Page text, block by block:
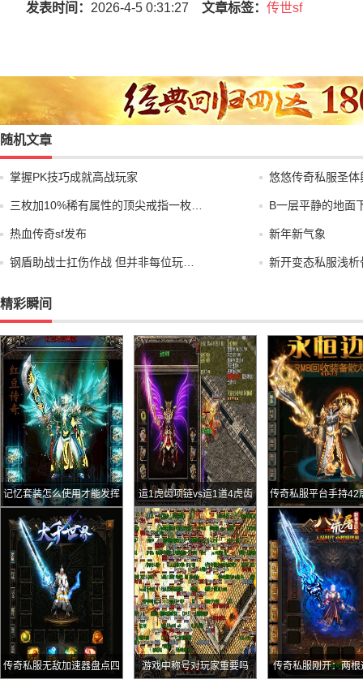
发表时间： 2026-4-5 0:31:27 文章标签： 传世sf
随机文章
掌握PK技巧成就高战玩家 悠悠传奇私服圣
三枚加10%稀有属性的顶尖戒指一枚… B一层平静的地面
热血传奇sf发布 新年新气象
钢盾助战士扛伤作战 但并非每位玩… 新开变态私服浅
精彩瞬间
记忆套装怎么使用才能发挥
效果
运1虎齿项链vs运1道4虎齿
项链
传奇私服平台手持42
有90点攻的新月第一
罗王
传奇私服无敌加速器盘点四 游戏中称号对玩家重要吗 传奇私服刚开：两根